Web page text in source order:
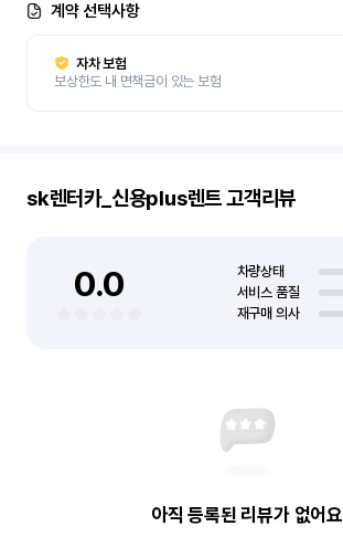
계약 선택사항
자차 보험
보상한도 내 면책금이 있는 보험
sk렌터카_신용plus렌트고객리뷰
0.0 차량상태
서비스 품질
재구매 의사
아직 등록된 리뷰가 없어요